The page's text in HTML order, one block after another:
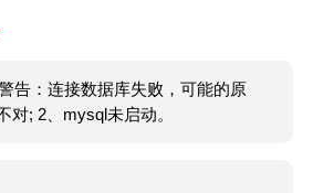
告：连接数据库失败，可能的原
对; 2、mysql未启动。